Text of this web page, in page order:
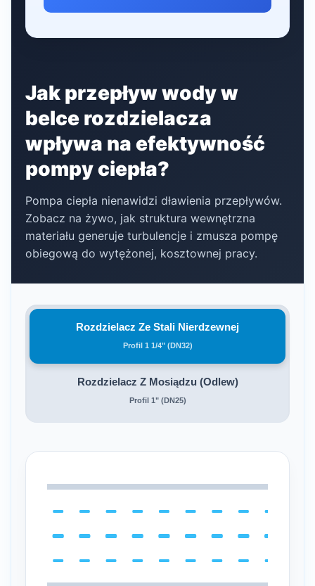
Jak przepływ wody w
belce rozdzielacza
wpływa na efektywność
pompy ciepła?
Pompa ciepła nienawidzi dławienia przepływów.
Zobacz na żywo, jak struktura wewnętrzna
materiału generuje turbulencje i zmusza pompę
obiegową do wytężonej, kosztownej pracy.
Rozdzielacz Ze Stali Nierdzewnej
Profil 1 1/4" (DN32)
Rozdzielacz Z Mosiądzu (Odlew)
Profil 1" (DN25)